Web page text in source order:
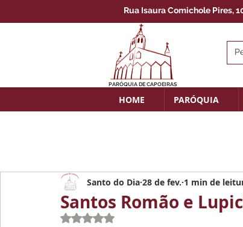
Rua Isaura Comichole Pires,
PARÓQUIA DE CAPOEIRAS
HOME PARÓQUIA
Santos Romão e
Santo do Dia 28 de fev. 1 min de
Avaliado com NaN de 5 estrelas.